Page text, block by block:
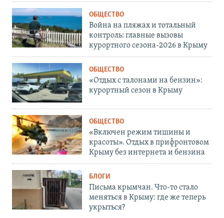
ОБЩЕСТВО
Война на пляжах и тотальный
контроль: главные вызовы
курортного сезона-2026 в Крыму
ОБЩЕСТВО
«Отдых с талонами на бензин»:
курортный сезон в Крыму
ОБЩЕСТВО
«Включен режим тишины и
красоты». Отдых в прифронтовом
Крыму без интернета и бензина
БЛОГИ
Письма крымчан. Что-то стало
меняться в Крыму: где же теперь
укрыться?